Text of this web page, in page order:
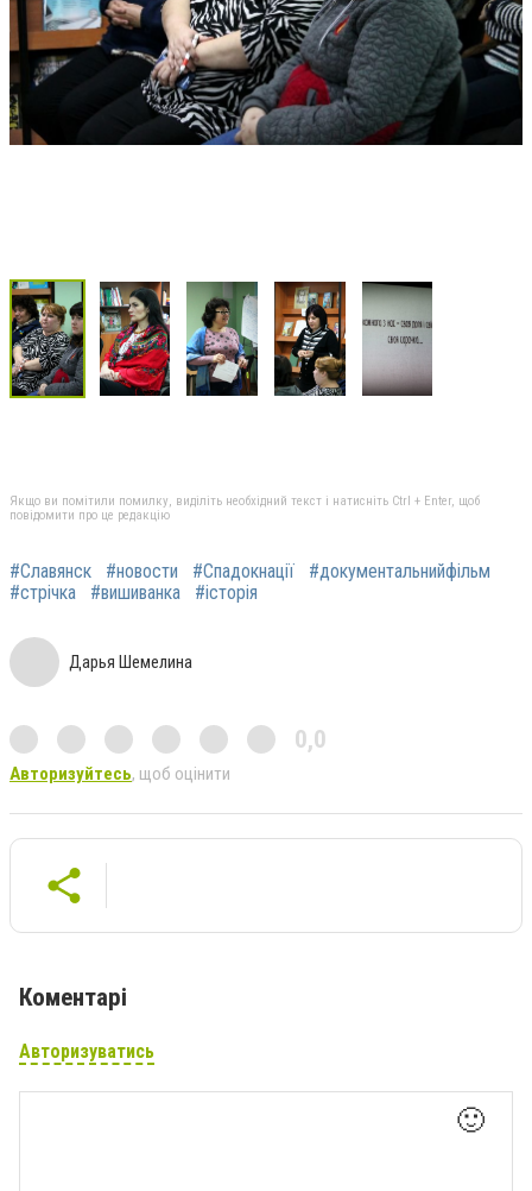
Якщо ви помітили помилку, виділіть необхідний текст і натисніть Ctrl + Enter, щоб
повідомити про це редакцію
#Славянск #новости #Спадокнації
#документальнийфільм
#стрічка
#вишиванка #історія
Дарья Шемелина
0,0
Авторизуйтесь, щоб оцінити
Коментарі
Авторизуватись
🙂